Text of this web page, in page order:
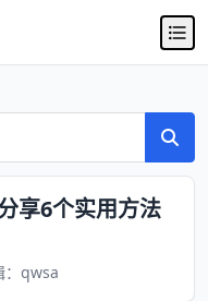
享6个实用方法
：qwsa